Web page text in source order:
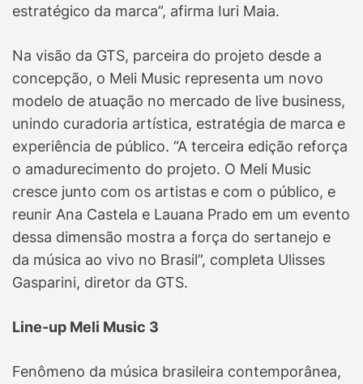
estratégico da marca”, afirma Iuri Maia.
Na visão da GTS, parceira do projeto desde a
concepção, o Meli Music representa um novo
modelo de atuação no mercado de live business,
unindo curadoria artística, estratégia de marca e
experiência de público. “A terceira edição reforça
o amadurecimento do projeto. O Meli Music
cresce junto com os artistas e com o público, e
reunir Ana Castela e Lauana Prado em um evento
dessa dimensão mostra a força do sertanejo e
da música ao vivo no Brasil”, completa Ulisses
Gasparini, diretor da GTS.
Line-up Meli Music 3
Fenômeno da música brasileira contemporânea,